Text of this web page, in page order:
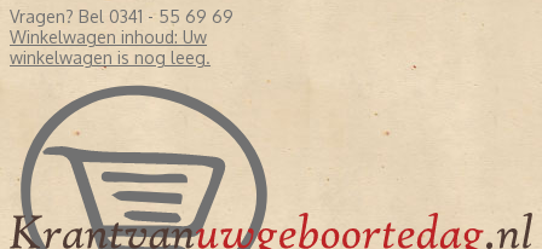
Vragen? Bel 0341 - 55 69 69
Winkelwagen inhoud: Uw
winkelwagen is nog leeg.